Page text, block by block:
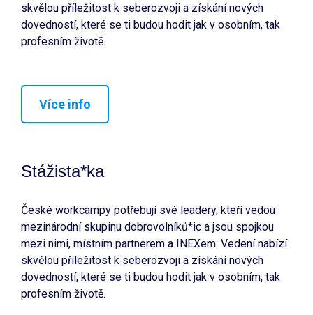
skvělou příležitost k seberozvoji a získání nových
dovedností, které se ti budou hodit jak v osobním, tak
profesním životě.
Více info
Stážista*ka
České workcampy potřebují své leadery, kteří vedou
mezinárodní skupinu dobrovolníků*ic a jsou spojkou
mezi nimi, místním partnerem a INEXem. Vedení nabízí
skvělou příležitost k seberozvoji a získání nových
dovedností, které se ti budou hodit jak v osobním, tak
profesním životě.